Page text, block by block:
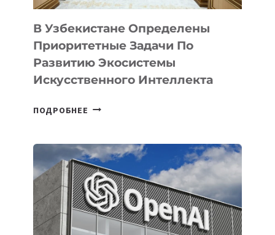
В Узбекистане Определены
Приоритетные Задачи По
Развитию Экосистемы
Искусственного Интеллекта
ПОДРОБНЕЕ
ПРИОРИТЕТНЫЕ
ЗАДАЧИ
ПО
РАЗВИТИЮ
ЭКОСИСТЕМЫ
ИСКУССТВЕННОГО